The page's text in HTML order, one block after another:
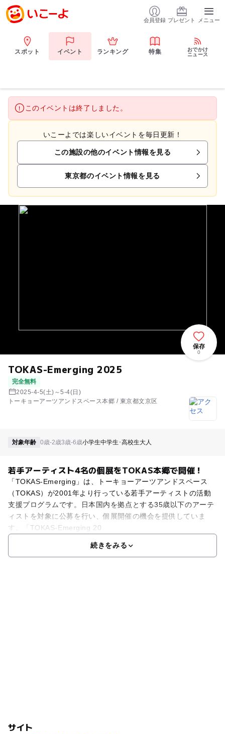
会員登録 プレゼント メニュー
スポット イベント ランキング 特集
おでかけ
ニュース
このイベントは終了しました。
いこーよでは楽しいイベントを毎日更新！
この施設の他のイベント情報を見る
東京都のイベント情報を見る
TOKAS-Emerging 2025
完全無料
2025-4-5(土)～5-4(日)
トーキョーアーツアンドスペース本郷 / 東京都文京区
保存
0
対象年齢 0歳-2歳3歳-6歳小学生中学生･高校生大人
若手アーティスト4名の個展をTOKAS本郷で開催！
「TOKAS-Emerging」は、トーキョーアーツアンドスペース
（TOKAS）が2001年より行っている若手アーティストの活動
支援プログラムです。日本国内を拠点とする35歳以下のアーテ
ィストを対象に公募を行い、個展開催の機会を提供していま
す。「TOKAS-Emerging 20
続きをみる
サイト